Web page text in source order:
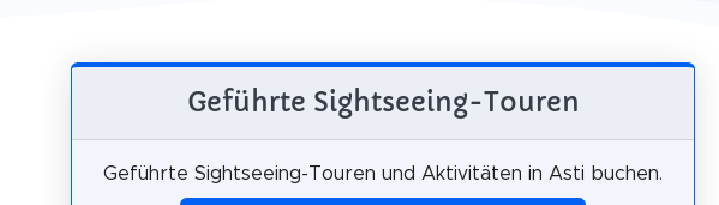
Geführte Sightseeing-Touren
Geführte Sightseeing-Touren und Aktivitäten in Asti buchen.